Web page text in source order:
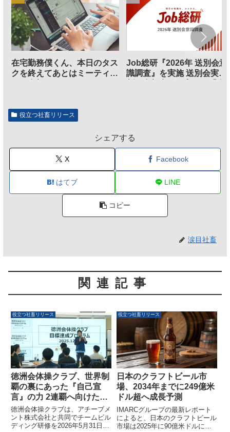
在宅勤務僕くん、本日のタス
クを終えてあとはミーティン
Job総研『2026年 送別会意
識調査』を実施 送別会実施
役立つ社畜リリース
シェアする
X Facebook
はてブ LINE
コピー
涙目社畜
関連記事
役立つ社畜リリース
徳洲会体操クラブ、世界制
覇の裏にあった『自己宣
言』の力 2連覇へ向けた研
修を実施
徳洲会体操クラブは、アチーブメ
ント株式会社と共同でチームビル
ディング研修を2026年5月31日に
役立つ社畜リリース
日本のクラフトビール市
場、2034年までに249億米
ドル超へ成長予測
IMARCグループの最新レポート
によると、日本のクラフトビール
市場は2025年に90億米ドルに達